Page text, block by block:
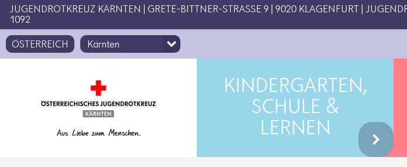
Zum InhaltZugriffstaste
[1]
JUGENDROTKREUZ KÄRNTEN | GRETE-BITTNER-STRASSE 9 | 9020 KLAGENFURT |
1092
ÖSTERREICH
KINDERGARTEN,
SCHULE &
LERNEN